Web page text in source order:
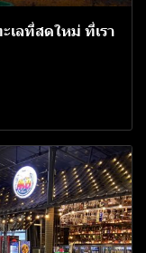
เลที่สดใหม่ ที่เรา